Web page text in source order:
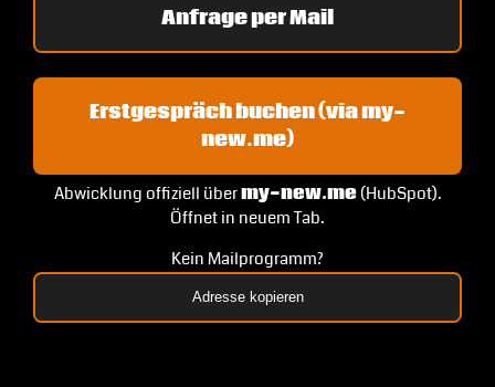
Anfrage per Mail
Erstgespräch buchen (via my-
new.me)
Abwicklung offiziell übermy-new.me(HubSpot).
Öffnet in neuem Tab.
Kein Mailprogramm?
Adresse kopieren